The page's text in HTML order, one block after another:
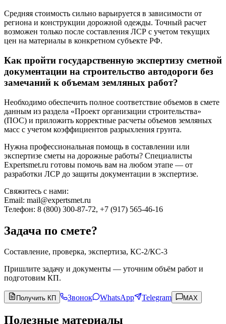
Средняя стоимость сильно варьируется в зависимости от
региона и конструкции дорожной одежды. Точный расчет
возможен только после составления ЛСР с учетом текущих
цен на материалы в конкретном субъекте РФ.
Как пройти государственную экспертизу сметной
документации на строительство автодороги без
замечаний к объемам земляных работ?
Необходимо обеспечить полное соответствие объемов в смете
данным из раздела «Проект организации строительства»
(ПОС) и приложить корректные расчеты объемов земляных
масс с учетом коэффициентов разрыхления грунта.
Нужна профессиональная помощь в составлении или
экспертизе сметы на дорожные работы? Специалисты
Expertsmet.ru готовы помочь вам на любом этапе — от
разработки ЛСР до защиты документации в экспертизе.
Свяжитесь с нами:
Email: mail@expertsmet.ru
Телефон: 8 (800) 300-87-72, +7 (917) 565-46-16
Задача по смете?
Составление, проверка, экспертиза, КС-2/КС-3
Пришлите задачу и документы — уточним объём работ и
подготовим КП.
Получить КП Звонок WhatsApp Telegram MAX
Полезные материалы